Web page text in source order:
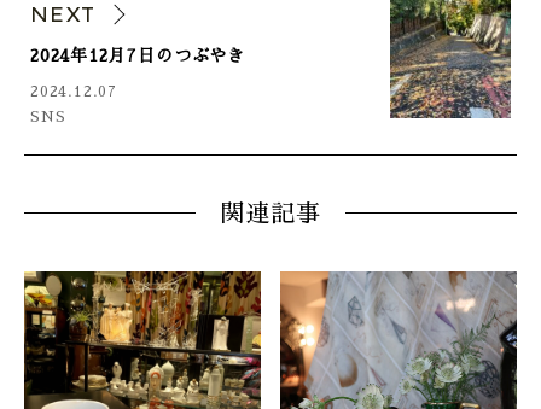
NEXT
2024年12月7日のつぶやき
2024.12.07
SNS
関連記事